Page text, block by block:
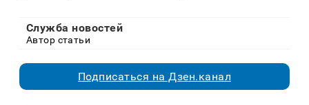
Служба новостей
Автор статьи
Подписаться на Дзен.канал